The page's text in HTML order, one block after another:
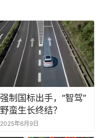
强制国标出手，“智驾”
野蛮生长终结？
2025年6月9日